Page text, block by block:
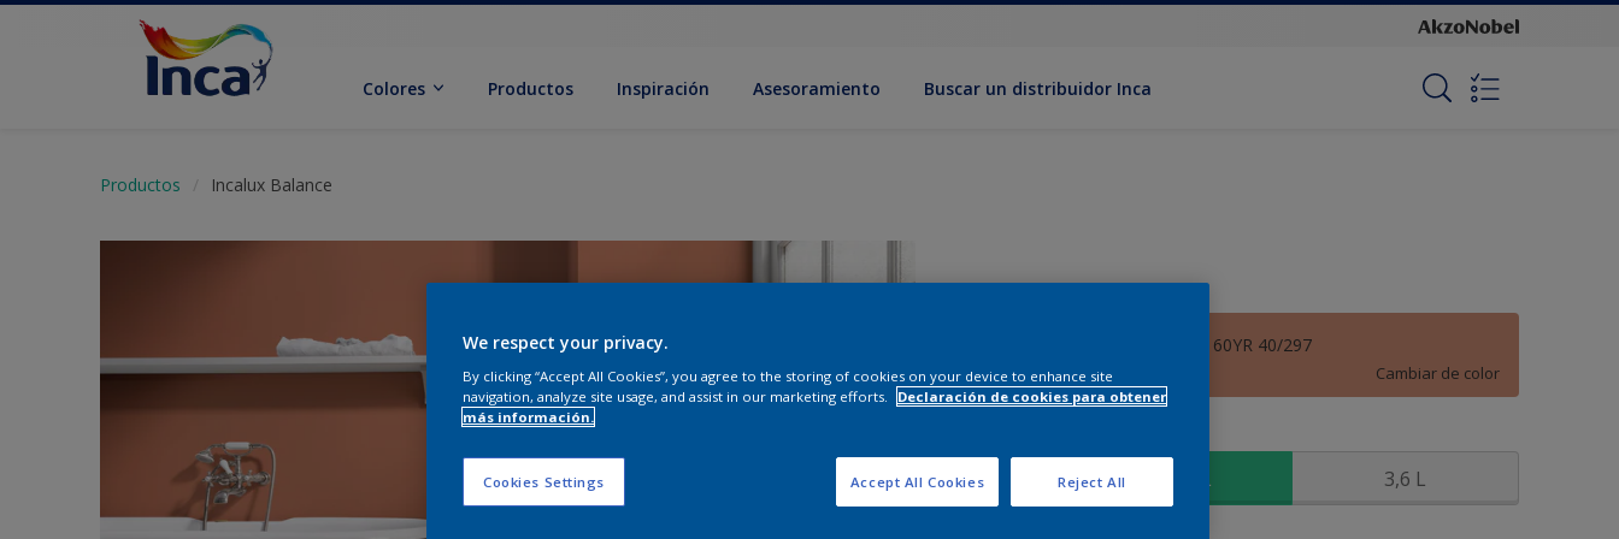
Colores Productos Inspiración Asesoramiento Buscar un distribuidor Inca
Productos Incalux Balance
Otoño Cálido - 60YR 40/297
Cambiar de color
900 ML 3,6 L
We respect your privacy.
By clicking “Accept All Cookies”, you agree to the storing of cookies on your device to enhance site
navigation, analyze site usage, and assist in our marketing efforts.
Declaración de cookies para obtener
más información.
Cookies Settings Reject All
Accept All Cookies